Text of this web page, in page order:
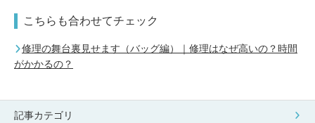
こちらも合わせてチェック
修理の舞台裏見せます（バッグ編）｜修理はなぜ高いの？時間
がかかるの？
記事カテゴリ